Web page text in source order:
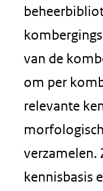
van de
om per
relevante
verzamelen.
kennisbasis